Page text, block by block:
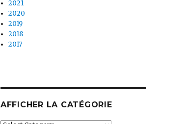
2021
2020
2019
2018
2017
AFFICHER LA CATÉGORIE